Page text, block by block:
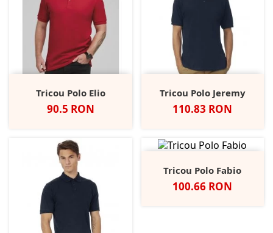
Tricou Polo Elio
Pret
90.5 RON
Tricou Polo Jeremy
Pret
110.83 RON
Tricou Polo Fabio
Pret
100.66 RON